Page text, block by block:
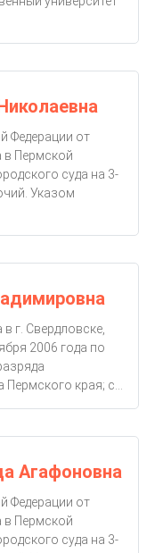
Федерации от
в Пермской
суда на 3-
Указом
г. Свердловске,
2006 года по
края; с...
Агафоновна
Федерации от
в Пермской
суда на 3-